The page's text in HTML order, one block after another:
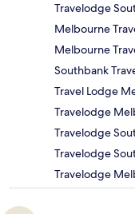
Travelodge
Melbourne
Melbourne
Southbank
Travel Lodge
Travelodge
Travelodge
Travelodge
Travelodge